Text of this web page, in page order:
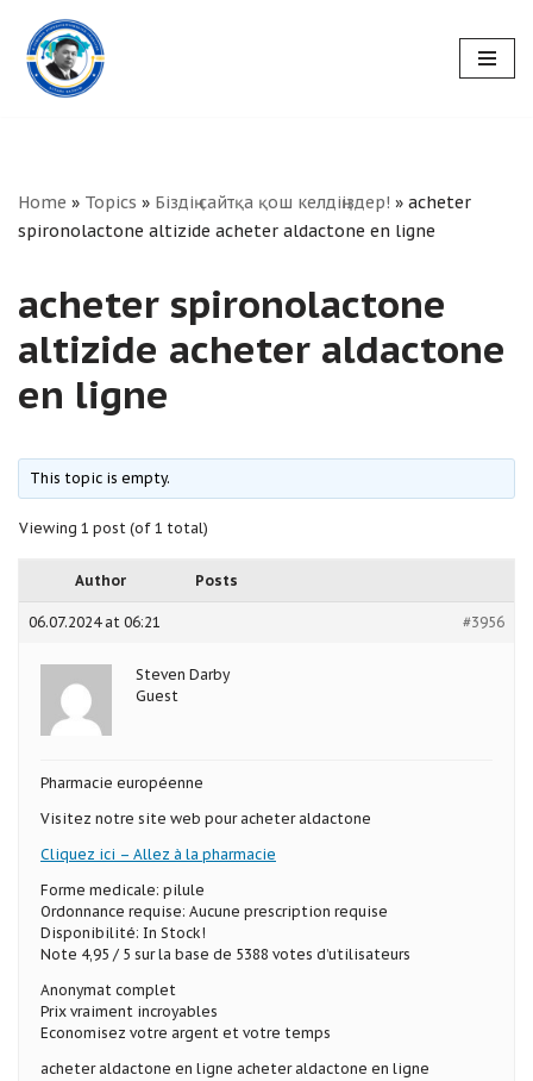
Skip
to
Home » Topics » Біздің сайтқа қош келдіңіздер! » acheter
spironolactone altizide acheter aldactone en ligne
acheter spironolactone
altizide acheter aldactone
en ligne
This topic is empty.
Viewing 1 post (of 1 total)
Author Posts
06.07.2024 at 06:21 #3956
Steven Darby
Guest
Pharmacie européenne
Visitez notre site web pour acheter aldactone
Cliquez ici – Allez à la pharmacie
Forme medicale: pilule
Ordonnance requise: Aucune prescription requise
Disponibilité: In Stock!
Note 4,95 / 5 sur la base de 5388 votes d’utilisateurs
Anonymat complet
Prix vraiment incroyables
Economisez votre argent et votre temps
acheter aldactone en ligne acheter aldactone en ligne